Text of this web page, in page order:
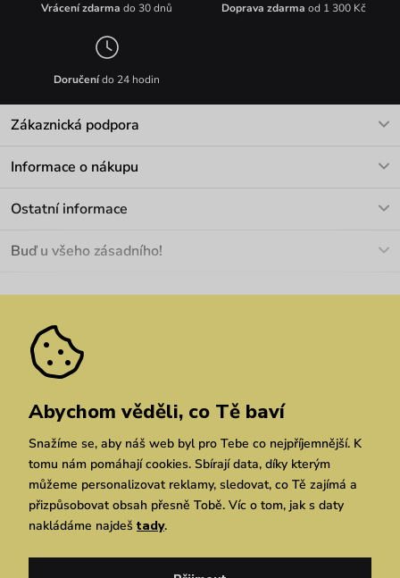
Vrácení zdarma do 30 dnů Doprava zdarma od 1 300 Kč
Doručenído 24 hodin
Zákaznická podpora
Informace o nákupu
Materiály a údržba
Pozáruční opravy
Ostatní informace
Velkoobchod
We Care
Dárkové poukazy
Vuchlook
Prodejny
Praha Brno Chrudim
Buď u všeho zásadního!
Zásady ochrany osobních údajů
Simplia.cz
Abychom věděli, co Tě baví
Snažíme se, aby náš web byl pro Tebe co nejpříjemnější. K
tomu nám pomáhají cookies. Sbírají data, díky kterým
můžeme personalizovat reklamy, sledovat, co Tě zajímá a
přizpůsobovat obsah přesně Tobě. Víc o tom, jak s daty
nakládáme najdeš tady.